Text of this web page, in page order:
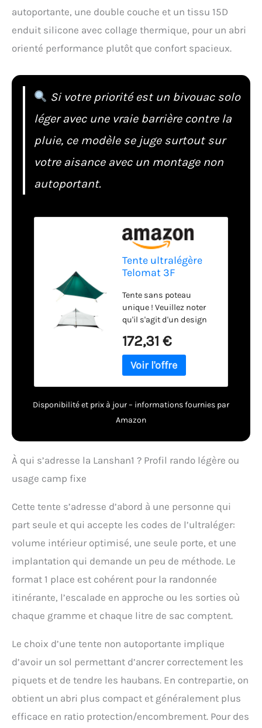
autoportante, une double couche et un tissu 15D
enduit silicone avec collage thermique, pour un abri
orienté performance plutôt que confort spacieux.
Si votre priorité est un bivouac solo
léger avec une vraie barrière contre la
pluie, ce modèle se juge surtout sur
votre aisance avec un montage non
autoportant.
Tente ultralégère
Telomat 3F
saisons, tente de
randonnée
portable pour 1
personne, tente
double couche
sans poteau
imperméable avec
poteau en silicone
camping,
l'escalade, la
Tente sans poteau
unique ! Veuillez noter
qu'il s'agit d'un design
donc des bâtons de
randonnée doivent être
utilisés lors de la
de randonnée ne sont
pas inclus dans le colis
séparément. Si vous ne
pouvez pas l'accepter,
silicone 15D : le tissu
silicone Lanshan15D est
plus imperméable et
de la tente est en nylon
silicone imperméable
résistant aux
intempéries avec collage
pour vous garder au sec
et à l'aise en toutes
saisons et toutes les
conditions
météorologiques. Vous
avez besoin d'une tente
légère pour une
172,31 €
Disponibilité et prix à jour – informations fournies par
Amazon
À qui s’adresse la Lanshan1 ? Profil rando légère ou
usage camp fixe
Cette tente s’adresse d’abord à une personne qui
part seule et qui accepte les codes de l’ultraléger:
volume intérieur optimisé, une seule porte, et une
implantation qui demande un peu de méthode. Le
format 1 place est cohérent pour la randonnée
itinérante, l’escalade en approche ou les sorties où
chaque gramme et chaque litre de sac comptent.
Le choix d’une tente non autoportante implique
d’avoir un sol permettant d’ancrer correctement les
piquets et de tendre les haubans. En contrepartie, on
obtient un abri plus compact et généralement plus
efficace en ratio protection/encombrement. Pour des